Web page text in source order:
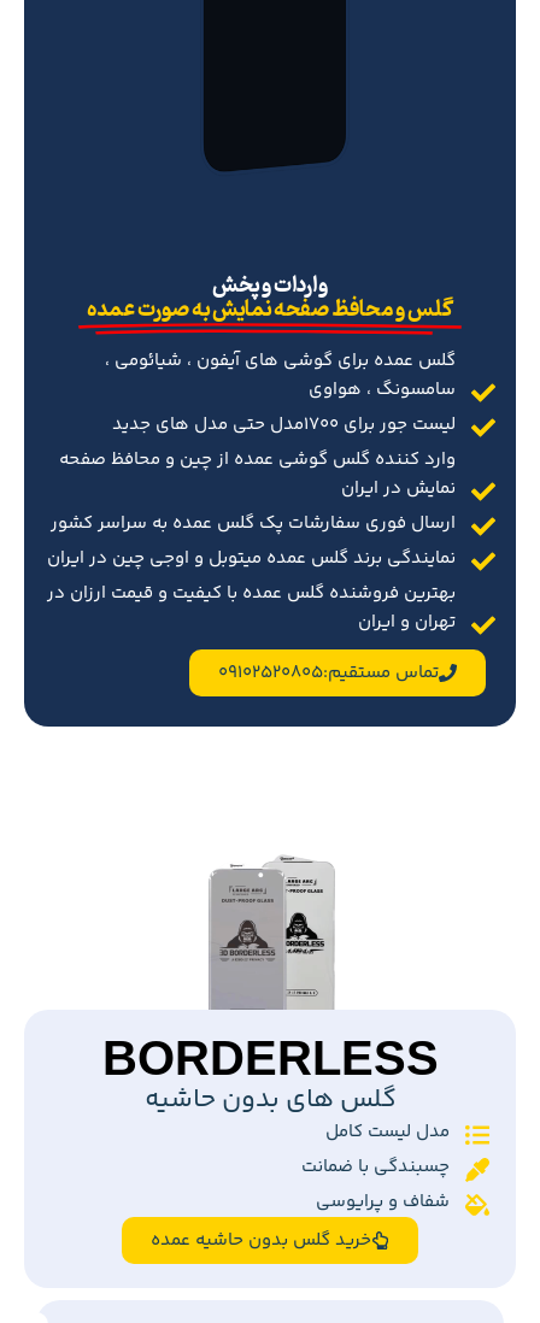
‌واردات و پخش
گلس و محافظ صفحه نمایش به صورت عمده
گلس عمده برای گوشی های آیفون ، شیائومی ،
سامسونگ ، هواوی
لیست جور برای 1700مدل حتی مدل های جدید
وارد کننده گلس گوشی عمده از چین و محافظ صفحه
نمایش در ایران
ارسال فوری سفارشات پک گلس عمده به سراسر کشور
نمایندگی برند گلس عمده میتوبل و اوجی چین در ایران
بهترین فروشنده گلس عمده با کیفیت و قیمت ارزان در
تهران و ایران
تماس مستقیم:09102520805
BORDERLESS
گلس های بدون حاشیه
مدل لیست کامل
چسبندگی با ضمانت
شفاف و پرایوسی
خرید گلس بدون حاشیه عمده